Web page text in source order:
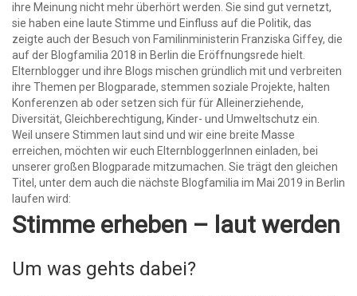
ihre Meinung nicht mehr überhört werden. Sie sind gut vernetzt,
sie haben eine laute Stimme und Einfluss auf die Politik, das
zeigte auch der Besuch von Familinministerin Franziska Giffey, die
auf der Blogfamilia 2018 in Berlin die Eröffnungsrede hielt.
Elternblogger und ihre Blogs mischen gründlich mit und verbreiten
ihre Themen per Blogparade, stemmen soziale Projekte, halten
Konferenzen ab oder setzen sich für für Alleinerziehende,
Diversität, Gleichberechtigung, Kinder- und Umweltschutz ein.
Weil unsere Stimmen laut sind und wir eine breite Masse
erreichen, möchten wir euch ElternbloggerInnen einladen, bei
unserer großen Blogparade mitzumachen. Sie trägt den gleichen
Titel, unter dem auch die nächste Blogfamilia im Mai 2019 in Berlin
laufen wird:
Stimme erheben – laut werden
Um was gehts dabei?